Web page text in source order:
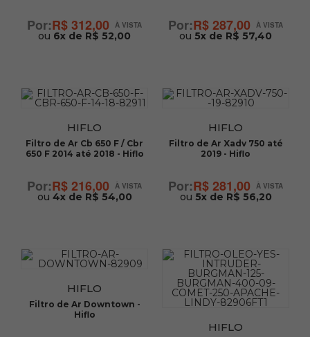
R$ 312,00
ou 6x de R$ 52,00
R$ 287,00
ou 5x de R$ 57,40
HIFLO
Filtro de Ar Cb 650 F / Cbr
650 F 2014 até 2018 - Hiflo
R$ 216,00
ou 4x de R$ 54,00
HIFLO
Filtro de Ar Xadv 750 até
2019 - Hiflo
R$ 281,00
ou 5x de R$ 56,20
HIFLO
Filtro de Ar Downtown -
Hiflo
HIFLO